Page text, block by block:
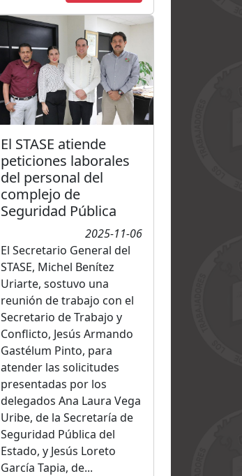
El STASE atiende
peticiones laborales
del personal del
complejo de
Seguridad Pública
2025-11-06
El Secretario General del
STASE, Michel Benítez
Uriarte, sostuvo una
reunión de trabajo con el
Secretario de Trabajo y
Conflicto, Jesús Armando
Gastélum Pinto, para
atender las solicitudes
presentadas por los
delegados Ana Laura Vega
Uribe, de la Secretaría de
Seguridad Pública del
Estado, y Jesús Loreto
García Tapia, de...